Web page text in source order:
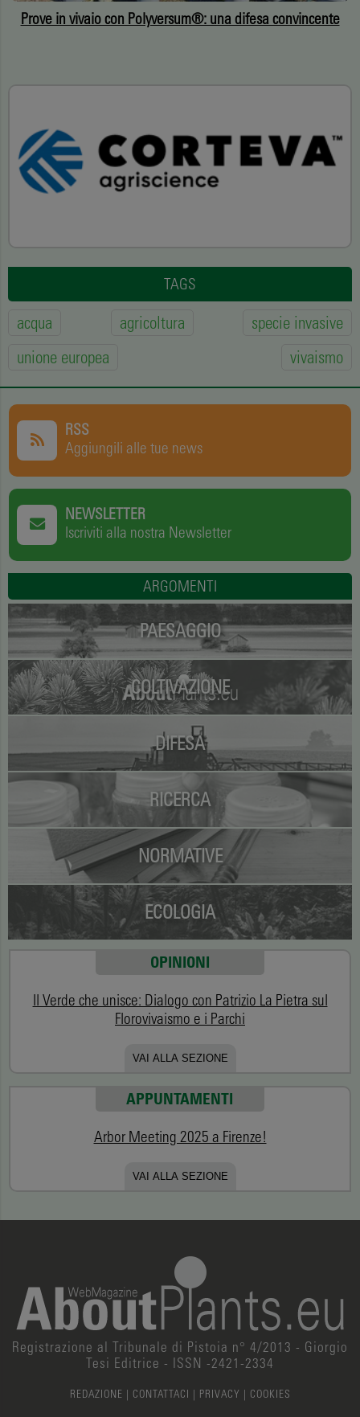
Prove in vivaio con Polyversum®: una difesa convincente
TAGS
acqua agricoltura
specie invasive
unione europea
vivaismo
RSS
Aggiungili alle tue news
NEWSLETTER
Iscriviti alla nostra Newsletter
ARGOMENTI
PAESAGGIO
COLTIVAZIONE
DIFESA
RICERCA
NORMATIVE
ECOLOGIA
OPINIONI
Il Verde che unisce: Dialogo con Patrizio La Pietra sul
Florovivaismo e i Parchi
VAI ALLA SEZIONE
APPUNTAMENTI
Arbor Meeting 2025 a Firenze!
VAI ALLA SEZIONE
Registrazione al Tribunale di Pistoia n° 4/2013 - Giorgio
Tesi Editrice - ISSN -2421-2334
REDAZIONE | CONTATTACI | PRIVACY | COOKIES